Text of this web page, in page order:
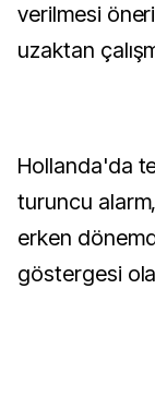
verilmesi
uzaktan
Hollanda'da
turuncu
erken
göstergesi